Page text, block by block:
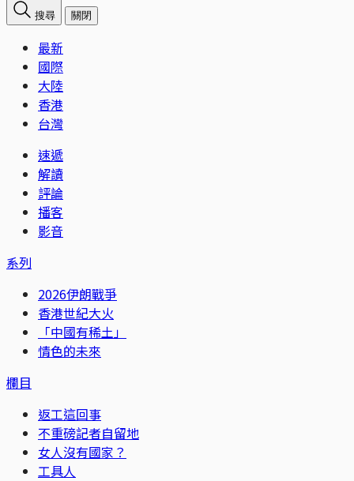
搜尋 關閉
最新
國際
大陸
香港
台灣
速遞
解讀
評論
播客
影音
系列
2026伊朗戰爭
香港世紀大火
「中國有稀土」
情色的未來
欄目
返工這回事
不重磅記者自留地
女人沒有國家？
工具人